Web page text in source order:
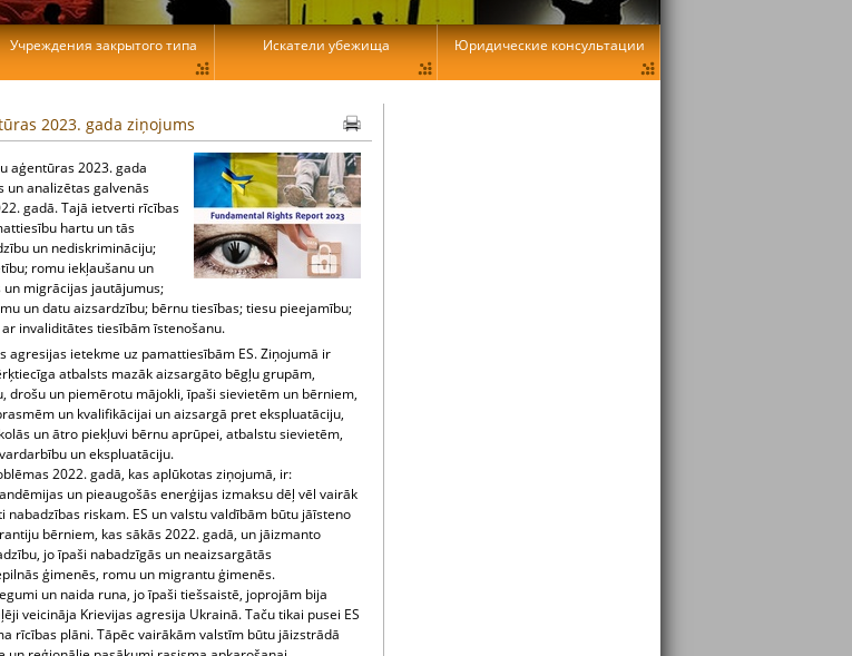
2023. gada ziņojums
aģentūras 2023. gada
un analizētas galvenās
gadā. Tajā ietverti rīcības
hartu un tās
un nediskrimināciju;
romu iekļaušanu un
migrācijas jautājumus;
un datu aizsardzību; bērnu tiesības; tiesu pieejamību;
invaliditātes tiesībām īstenošanu.
agresijas ietekme uz pamattiesībām ES. Ziņojumā ir
atbalsts mazāk aizsargāto bēgļu grupām,
drošu un piemērotu mājokli, īpaši sievietēm un bērniem,
un kvalifikācijai un aizsargā pret ekspluatāciju,
un ātro piekļuvi bērnu aprūpei, atbalstu sievietēm,
un ekspluatāciju.
2022. gadā, kas aplūkotas ziņojumā, ir:
un pieaugošās enerģijas izmaksu dēļ vēl vairāk
nabadzības riskam. ES un valstu valdībām būtu jāīsteno
bērniem, kas sākās 2022. gadā, un jāizmanto
jo īpaši nabadzīgās un neaizsargātās
ģimenēs, romu un migrantu ģimenēs.
un naida runa, jo īpaši tiešsaistē, joprojām bija
veicināja Krievijas agresija Ukrainā. Taču tikai pusei ES
rīcības plāni. Tāpēc vairākām valstīm būtu jāizstrādā
Учреждения закрытого типа Искатели убежища Юридические консультации